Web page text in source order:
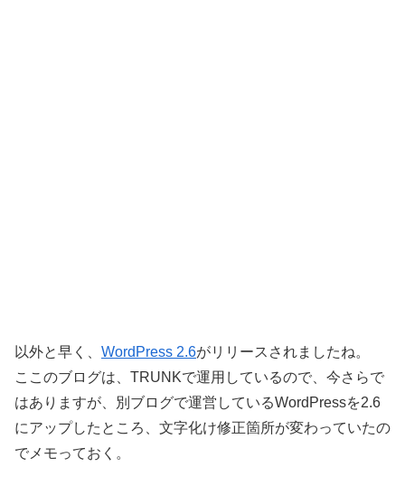
以外と早く、 WordPress 2.6がリリースされましたね。
ここのブログは、TRUNKで運用しているので、今さらで
はありますが、別ブログで運営しているWordPressを2.6
にアップしたところ、文字化け修正箇所が変わっていたの
でメモっておく。